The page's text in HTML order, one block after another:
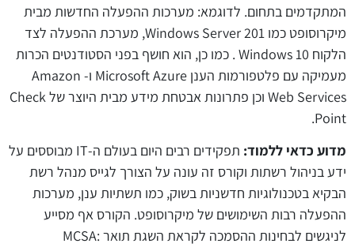
המתקדמים בתחום. לדוגמא: מערכות ההפעלה החדשות מבית
מיקרוסופט כמו Windows Server 201, מערכת ההפעלה לצד
הלקוח Windows 10 . כמו כן, הוא חושף בפני הסטודנטים הכרות
מעמיקה עם פלטפורמות הענן Microsoft Azure ו- Amazon
Web Services וכן פתרונות אבטחת מידע מבית היוצר של Check
Point.
מדוע כדאי ללמוד:
תפקידים רבים היום בעולם ה-IT מבוססים על
ידע בניהול רשתות וקורס זה עונה על הצורך לגייס מנהל רשת
הבקיא בטכנולוגיות חדשניות בשוק, כמו תשתיות ענן, מערכות
ההפעלה רבות השימושים של מיקרוסופט. הקורס אף מסייע
לניגשים לבחינות ההסמכה לקראת השגת תואר MCSA: